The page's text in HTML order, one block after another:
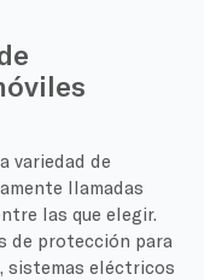
variedad de
llamadas
las que elegir.
de protección para
sistemas eléctricos